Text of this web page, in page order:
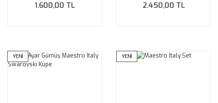
1.600,00 TL 2.450,00 TL
YENİ YENİ